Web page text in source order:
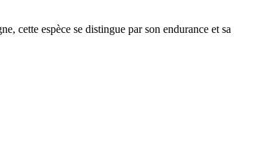
cette espèce se distingue par son endurance et sa